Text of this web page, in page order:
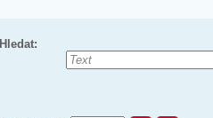
Hledat: